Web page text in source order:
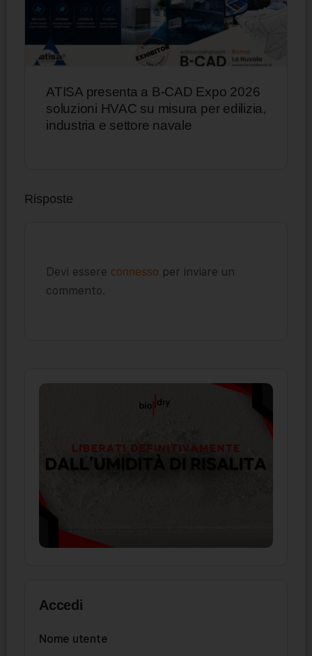
ATISA presenta a B-CAD Expo 2026
soluzioni HVAC su misura per edilizia,
industria e settore navale
Risposte
Devi essere connesso per inviare un
commento.
Accedi
Nome utente